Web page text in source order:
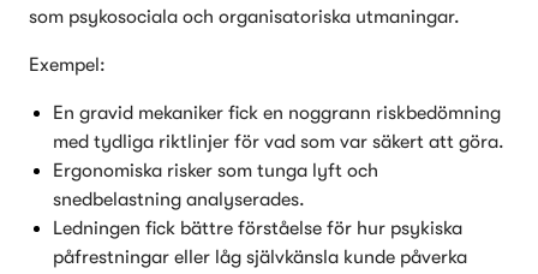
som psykosociala och organisatoriska utmaningar.
Exempel:
En gravid mekaniker fick en noggrann riskbedömning
med tydliga riktlinjer för vad som var säkert att göra.
Ergonomiska risker som tunga lyft och
snedbelastning analyserades.
Ledningen fick bättre förståelse för hur psykiska
påfrestningar eller låg självkänsla kunde påverka